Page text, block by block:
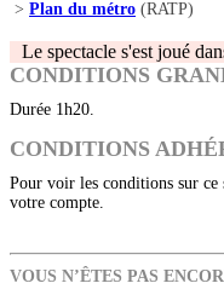
> Plan du métro (RATP)
Le spectacle s'est joué
CONDITIONS
Durée 1h20.
CONDITIONS
Pour voir les conditions sur ce
votre compte.
VOUS N’ÊTES PAS